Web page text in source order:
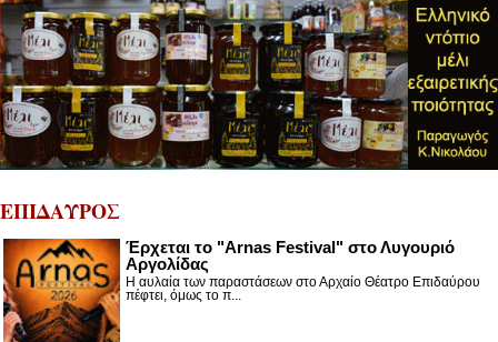
ΕΠΙΔΑΥΡΟΣ
Έρχεται το "Arnas Festival" στο Λυγουριό
Αργολίδας
Η αυλαία των παραστάσεων στο Αρχαίο Θέατρο Επιδαύρου
πέφτει, όμως το π...